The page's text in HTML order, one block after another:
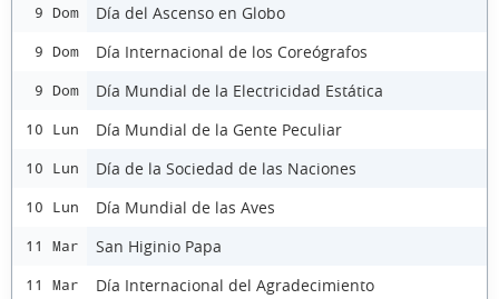
9 Dom Día del Ascenso en Globo
9 Dom Día Internacional de los Coreógrafos
9 Dom Día Mundial de la Electricidad Estática
10 Lun Día Mundial de la Gente Peculiar
10 Lun Día de la Sociedad de las Naciones
10 Lun Día Mundial de las Aves
11 Mar San Higinio Papa
11 Mar Día Internacional del Agradecimiento